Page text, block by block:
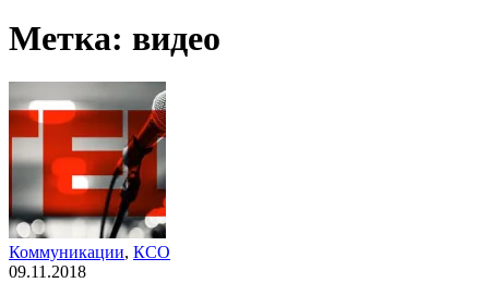
Метка: видео
Коммуникации, КСО
09.11.2018